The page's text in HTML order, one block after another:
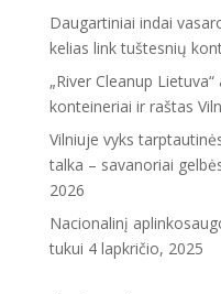
Daugartiniai indai
kelias link tuštesnių
„River Cleanup
konteineriai ir raštas
Vilniuje vyks
talka – savanoriai
2026
Nacionalinį
tukui 4 lapkričio, 2025